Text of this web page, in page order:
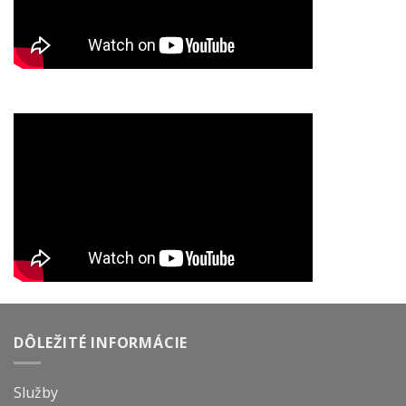
DÔLEŽITÉ INFORMÁCIE
Služby